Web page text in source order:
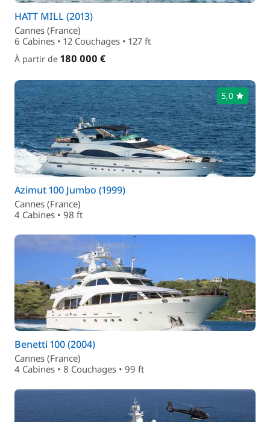
HATT MILL (2013)
Cannes (France)
6 Cabines • 12 Couchages • 127 ft
À partir de 180 000 €
5,0
Azimut 100 Jumbo (1999)
Cannes (France)
4 Cabines • 98 ft
Benetti 100 (2004)
Cannes (France)
4 Cabines • 8 Couchages • 99 ft